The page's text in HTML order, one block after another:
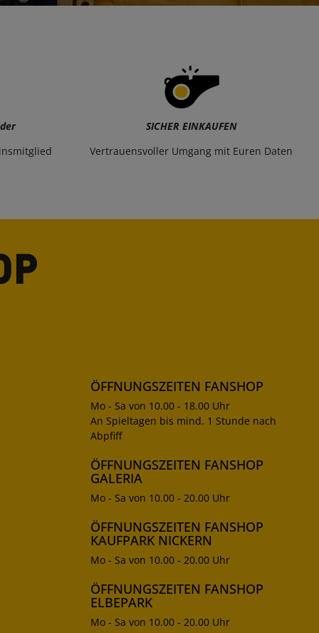
SICHER EINKAUFEN
Vertrauensvoller Umgang mit Euren Daten
ÖFFNUNGSZEITEN FANSHOP
Mo - Sa von 10.00 - 18.00 Uhr
An Spieltagen bis mind. 1 Stunde nach
Abpfiff
ÖFFNUNGSZEITEN FANSHOP
GALERIA
Mo - Sa von 10.00 - 20.00 Uhr
ÖFFNUNGSZEITEN FANSHOP
KAUFPARK NICKERN
Mo - Sa von 10.00 - 20.00 Uhr
ÖFFNUNGSZEITEN FANSHOP
ELBEPARK
Mo - Sa von 10.00 - 20.00 Uhr